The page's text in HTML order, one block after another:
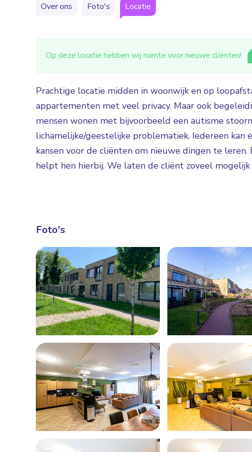
Over ons Foto's Locatie
Op deze locatie hebben wij ruimte voor nieuwe cliënten!
Prachtige locatie midden in woonwijk en op
appartementen met veel privacy. Maar ook
mensen wonen met bijvoorbeeld een autisme
lichamelijke/geestelijke problematiek. Iedereen kan
kansen voor de cliënten om nieuwe dingen te
helpt hen hierbij. We laten de cliënt zoveel mogelijk
Foto's